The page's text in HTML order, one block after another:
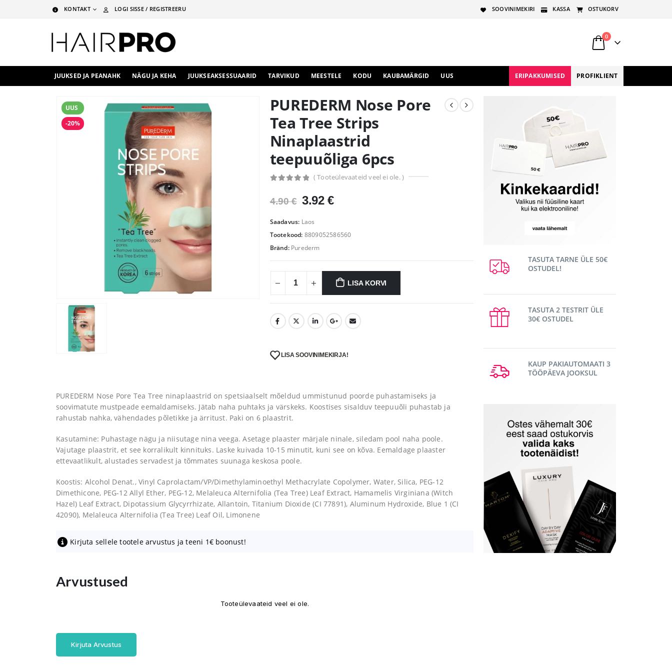
KONTAKT LOGI SISSE / REGISTREERU SOOVINIMEKIRI KASSA OSTUKORV
0
JUUKSED JA PEANAHK NÄGU JA KEHA JUUKSEAKSESSUAARID TARVIKUD MEESTELE KODU KAUBAMÄRGID UUS ERIPAKKUMISED PROFIKLIENT
UUS
-20%
PUREDERM Nose Pore
Tea Tree Strips
Ninaplaastrid
teepuuõliga 6pcs
( Tooteülevaateid veel ei ole. )
4.90€ Algne
oli:
4.90 €.
3.92 €Praegune
3.92 €.
Saadavus: Laos
Tootekood: 8809052586560
Bränd: Purederm
LISA KORVI
LISA SOOVINIMEKIRJA!
PUREDERM Nose Pore Tea Tree ninaplaastrid on spetsiaalselt mõeldud ummistunud poorde puhastamiseks ja
soovimatute mustpeade eemaldamiseks. Jätab naha puhtaks ja värskeks. Koostises sisalduv teepuuõli puhastab ja
rahustab nahka, vähendades põletikke ja ärritust. Paki on 6 plaastrit.
Kasutamine: ​Puhastage nägu ja niisutage nina veega. Asetage plaaster märjale ninale, siledam pool naha poole.
Vajutage plaastrit, et see korralikult kinnituks. Laske kuivada 10-15 minutit, kuni see on kõva. Eemaldage plaaster
ettevaatlikult, alustades servadest ja tõmmates suunaga keskosa poole.
Koostis: Alcohol Denat., Vinyl Caprolactam/VP/Dimethylaminoethyl Methacrylate Copolymer, Water, Silica, PEG-12
Dimethicone, PEG-12 Allyl Ether, PEG-12, Melaleuca Alternifolia (Tea Tree) Leaf Extract, Hamamelis Virginiana (Witch
Hazel) Leaf Extract, Dipotassium Glycyrrhizate, Allantoin, Titanium Dioxide (CI 77891), Aluminum Hydroxide, Blue 1 (CI
42090), Melaleuca Alternifolia (Tea Tree) Leaf Oil, Limonene
Kirjuta sellele tootele arvustus ja teeni 1€ boonust!
Arvustused
Tooteülevaateid veel ei ole.
Kirjuta Arvustus
TASUTA TARNE ÜLE 50€
OSTUDEL!
TASUTA 2 TESTRIT ÜLE
30€ OSTUDEL
KAUP PAKIAUTOMAATI 3
TÖÖPÄEVA JOOKSUL